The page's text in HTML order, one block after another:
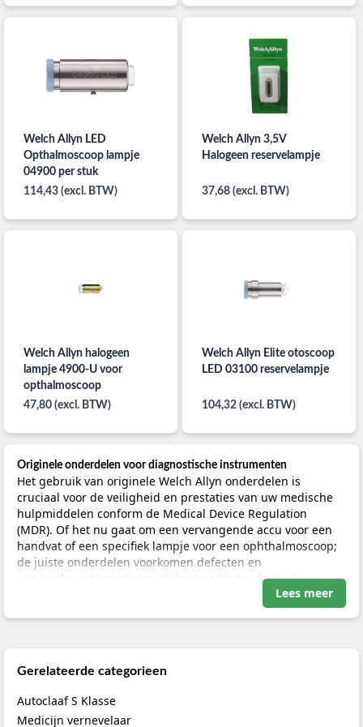
Gerelateerde categorieen
Autoclaaf S Klasse
Medicijn vernevelaar
Welch Allyn LED
Opthalmoscoop lampje
04900 per stuk
114,43 (excl. BTW)
Welch Allyn 3,5V
Halogeen reservelampje
37,68 (excl. BTW)
Welch Allyn halogeen
lampje 4900-U voor
opthalmoscoop
47,80 (excl. BTW)
Welch Allyn Elite otoscoop
LED 03100 reservelampje
104,32 (excl. BTW)
Originele onderdelen voor diagnostische instrumenten
Het gebruik van originele Welch Allyn onderdelen is
cruciaal voor de veiligheid en prestaties van uw medische
hulpmiddelen conform de Medical Device Regulation
(MDR). Of het nu gaat om een vervangende accu voor een
handvat of een specifiek lampje voor een ophthalmoscoop;
de juiste onderdelen voorkomen defecten en
onnauwkeurige metingen tijdens patiëntonderzoek.
Binnen ons assortiment vindt u onderdelen voor de meest
Het tijdig vervangen van slijtagegevoelige onderdelen
Accu’s, lampjes en manchetten
Lees meer